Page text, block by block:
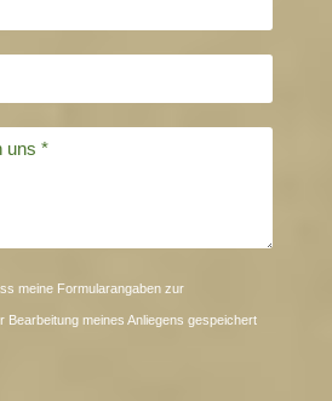
meine Formularangaben zur
Bearbeitung meines Anliegens gespeichert